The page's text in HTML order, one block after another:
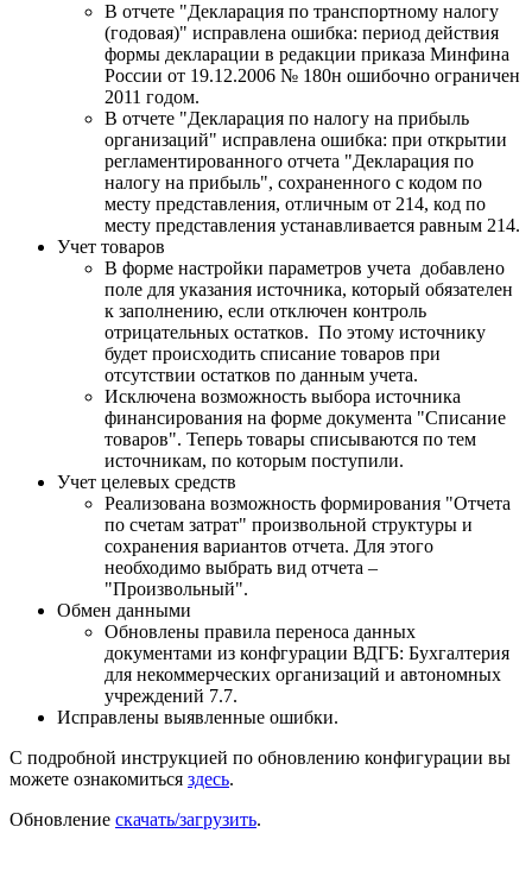
В отчете "Декларация по транспортному налогу
(годовая)" исправлена ошибка: период действия
формы декларации в редакции приказа Минфина
России от 19.12.2006 № 180н ошибочно ограничен
2011 годом.
В отчете "Декларация по налогу на прибыль
организаций" исправлена ошибка: при открытии
регламентированного отчета "Декларация по
налогу на прибыль", сохраненного с кодом по
месту представления, отличным от 214, код по
месту представления устанавливается равным 214.
Учет товаров
В форме настройки параметров учета добавлено
поле для указания источника, который обязателен
к заполнению, если отключен контроль
отрицательных остатков. По этому источнику
будет происходить списание товаров при
отсутствии остатков по данным учета.
Исключена возможность выбора источника
финансирования на форме документа "Списание
товаров". Теперь товары списываются по тем
источникам, по которым поступили.
Учет целевых средств
Реализована возможность формирования "Отчета
по счетам затрат" произвольной структуры и
сохранения вариантов отчета. Для этого
необходимо выбрать вид отчета –
"Произвольный".
Обмен данными
Обновлены правила переноса данных
документами из конфгурации ВДГБ: Бухгалтерия
для некоммерческих организаций и автономных
учреждений 7.7.
Исправлены выявленные ошибки.
С подробной инструкцией по обновлению конфигурации вы
можете ознакомиться здесь.
Обновление скачать/загрузить.